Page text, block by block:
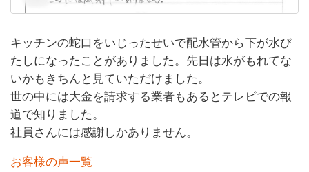
キッチンの蛇口をいじったせいで配水管から下が水び
たしになったことがありました。先日は水がもれてな
いかもきちんと見ていただけました。
世の中には大金を請求する業者もあるとテレビでの報
道で知りました。
社員さんには感謝しかありません。
お客様の声一覧